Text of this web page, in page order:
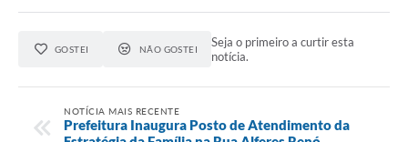
GOSTEI NÃO GOSTEI
Seja o primeiro a curtir esta
notícia.
NOTÍCIA MAIS RECENTE
Prefeitura Inaugura Posto de Atendimento da